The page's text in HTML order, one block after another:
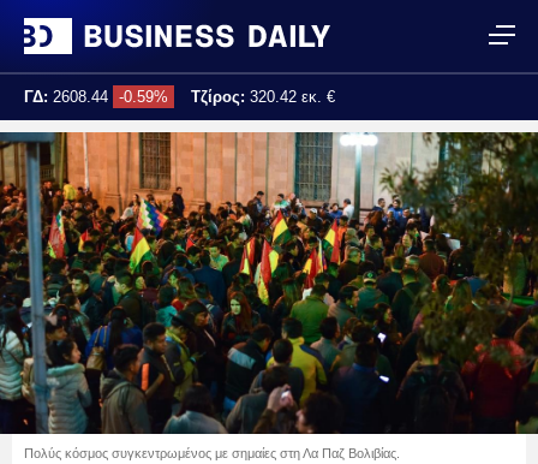
ΓΔ: 2608.44 -0.59% Τζίρος: 320.42 εκ. €
Τελ. ενημέρωση: 17:25:02
Πολύς κόσμος συγκεντρωμένος με σημαίες στη Λα Παζ Βολιβίας.